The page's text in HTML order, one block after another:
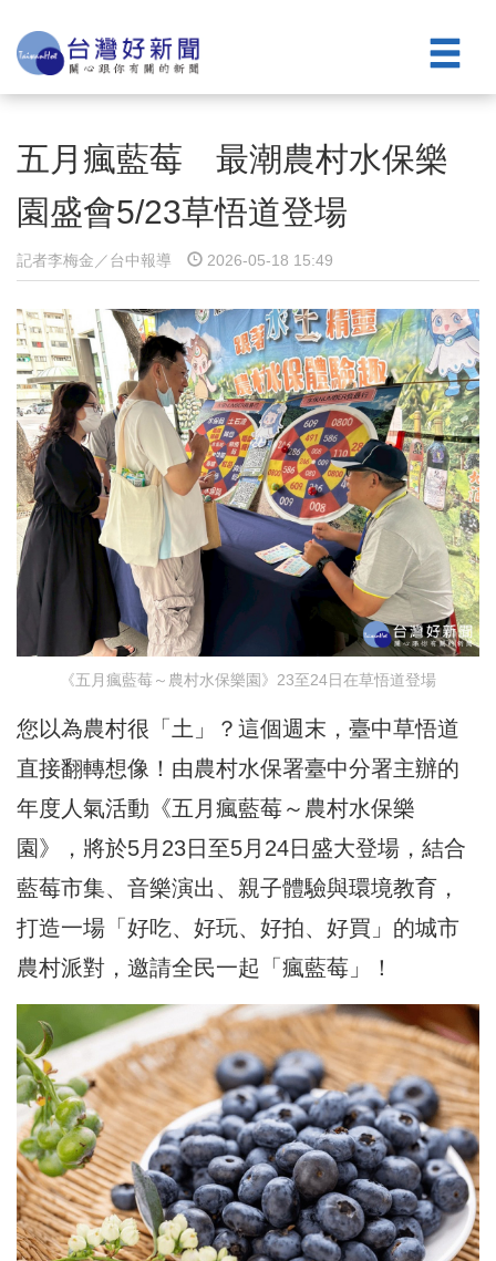
五月瘋藍莓 最潮農村水保樂
園盛會5/23草悟道登場
記者李梅金／台中報導 2026-05-18 15:49
《五月瘋藍莓～農村水保樂園》23至24日在草悟道登場
您以為農村很「土」？這個週末，臺中草悟道
直接翻轉想像！由農村水保署臺中分署主辦的
年度人氣活動《五月瘋藍莓～農村水保樂
園》，將於5月23日至5月24日盛大登場，結合
藍莓市集、音樂演出、親子體驗與環境教育，
打造一場「好吃、好玩、好拍、好買」的城市
農村派對，邀請全民一起「瘋藍莓」！